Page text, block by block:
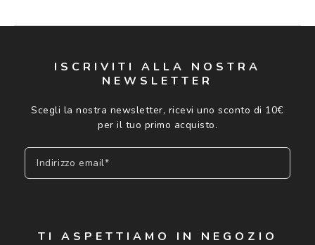
ISCRIVITI ALLA NOSTRA
NEWSLETTER
Scegli la nostra newsletter, ricevi uno sconto di 10€
per il tuo primo acquisto.
Indirizzo email*
TI ASPETTIAMO IN NEGOZIO